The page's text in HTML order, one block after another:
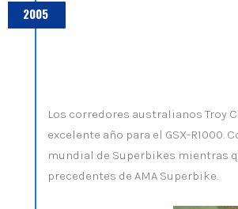
2005
Los corredores australianos Troy
excelente año para el GSX-R1000.
mundial de Superbikes mientras
precedentes de AMA Superbike.